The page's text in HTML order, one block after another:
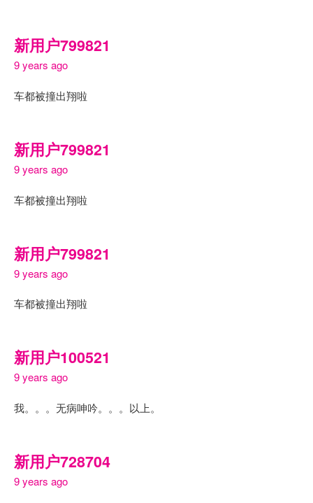
新用户799821
9 years ago
车都被撞出翔啦
新用户799821
9 years ago
车都被撞出翔啦
新用户799821
9 years ago
车都被撞出翔啦
新用户100521
9 years ago
我。。。无病呻吟。。。以上。
新用户728704
9 years ago